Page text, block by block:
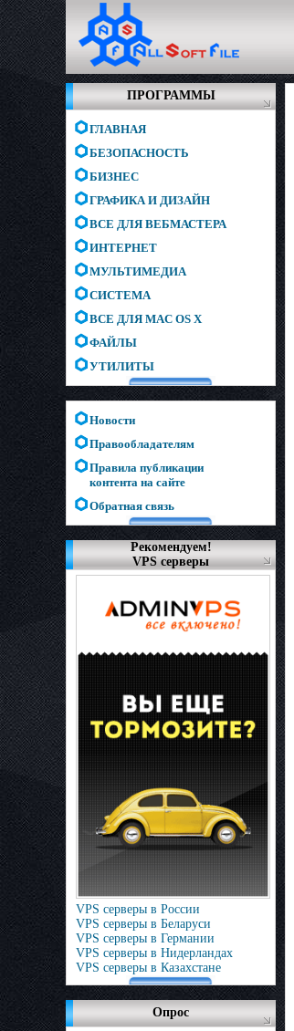
ПРОГРАММЫ
ГЛАВНАЯ
БЕЗОПАСНОСТЬ
БИЗНЕС
ГРАФИКА И ДИЗАЙН
ВСЕ ДЛЯ ВЕБМАСТЕРА
ИНТЕРНЕТ
МУЛЬТИМЕДИА
СИСТЕМА
ВСЕ ДЛЯ MAC OS X
ФАЙЛЫ
УТИЛИТЫ
Новости
Правообладателям
Правила публикации
контента на сайте
Обратная связь
Рекомендуем!
VPS серверы
VPS серверы в России
VPS серверы в Беларуси
VPS серверы в Германии
VPS серверы в Нидерландах
VPS серверы в Казахстане
Опрос